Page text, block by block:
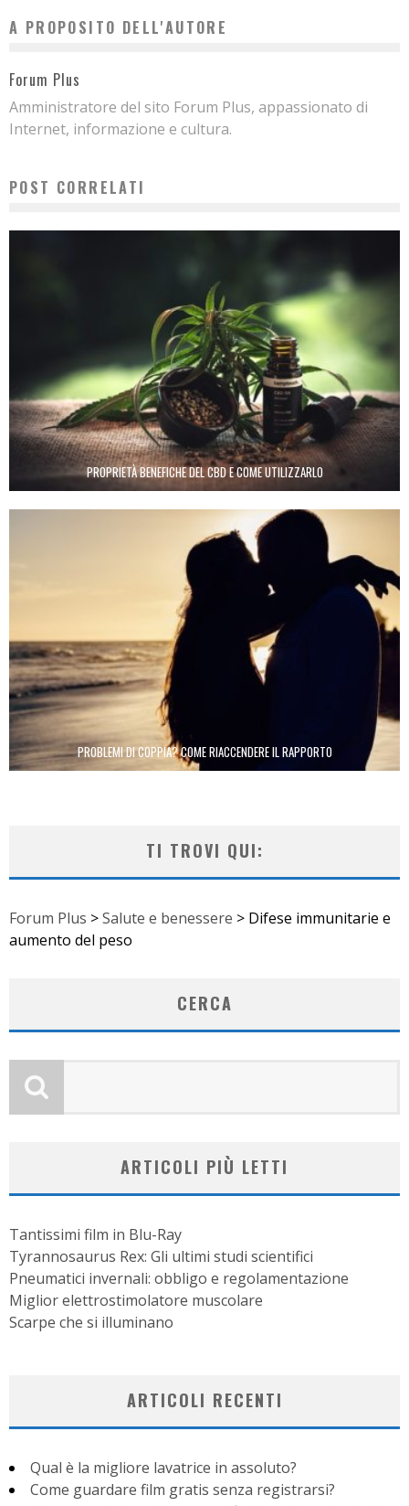
A PROPOSITO DELL'AUTORE
Forum Plus
Amministratore del sito Forum Plus, appassionato di
Internet, informazione e cultura.
POST CORRELATI
PROPRIETÀ BENEFICHE DEL CBD E COME UTILIZZARLO
PROBLEMI DI COPPIA? COME RIACCENDERE IL RAPPORTO
TI TROVI QUI:
Forum Plus >Salute e benessere > Difese immunitarie e
aumento del peso
CERCA
ARTICOLI PIÙ LETTI
Tantissimi film in Blu-Ray
Tyrannosaurus Rex: Gli ultimi studi scientifici
Pneumatici invernali: obbligo e regolamentazione
Miglior elettrostimolatore muscolare
Scarpe che si illuminano
ARTICOLI RECENTI
Qual è la migliore lavatrice in assoluto?
Come guardare film gratis senza registrarsi?